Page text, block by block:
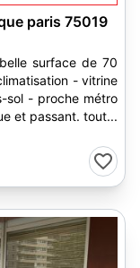
paris 75019
surface de 70
- vitrine
sol - proche métro
et passant. tout...